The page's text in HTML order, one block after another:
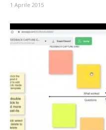
1 Aprile 2015